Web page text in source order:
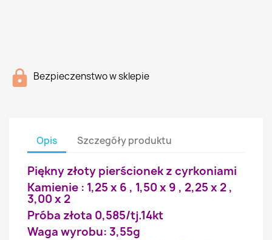
Bezpieczenstwo w sklepie
Opis Szczegóły produktu
Piękny złoty pierścionek z cyrkoniami
Kamienie : 1,25 x 6 , 1,50 x 9 , 2,25 x 2 ,
3,00 x 2
Próba złota 0,585/tj.14kt
Waga wyrobu: 3,55g